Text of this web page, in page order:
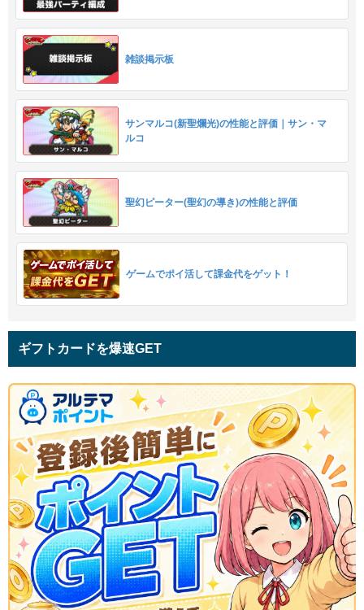
雑談掲示板
サンマルコ(新聖爛光)の性能と評価｜サン・マ
ルコ
聖幻ピーター(聖幻の導き)の性能と評価
ゲームでポイ活して課金代をゲット！
ギフトカードを爆速GET